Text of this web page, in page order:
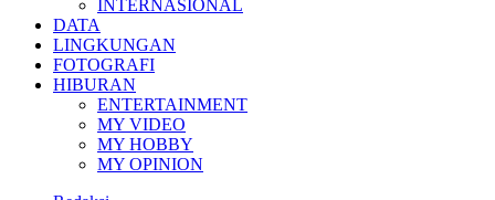
INTERNASIONAL
DATA
LINGKUNGAN
FOTOGRAFI
HIBURAN
ENTERTAINMENT
MY VIDEO
MY HOBBY
MY OPINION